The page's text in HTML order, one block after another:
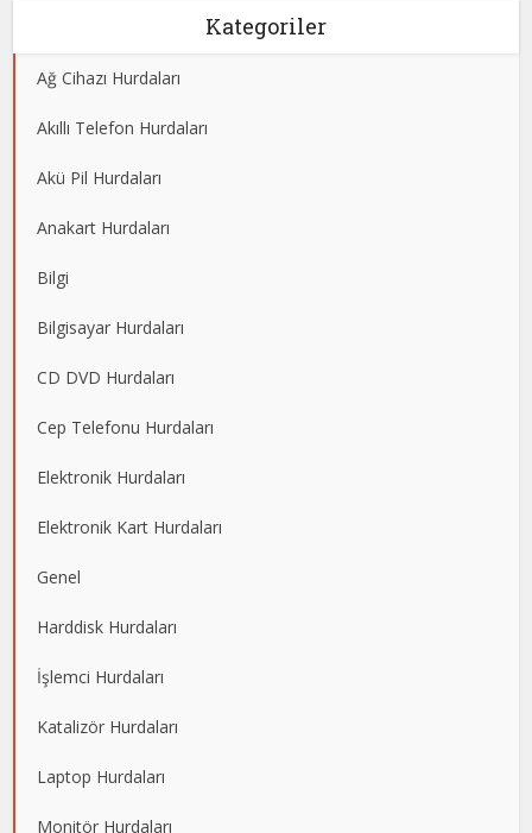
Kategoriler
Ağ Cihazı Hurdaları
Akıllı Telefon Hurdaları
Akü Pil Hurdaları
Anakart Hurdaları
Bilgi
Bilgisayar Hurdaları
CD DVD Hurdaları
Cep Telefonu Hurdaları
Elektronik Hurdaları
Elektronik Kart Hurdaları
Genel
Harddisk Hurdaları
İşlemci Hurdaları
Katalizör Hurdaları
Laptop Hurdaları
Monitör Hurdaları